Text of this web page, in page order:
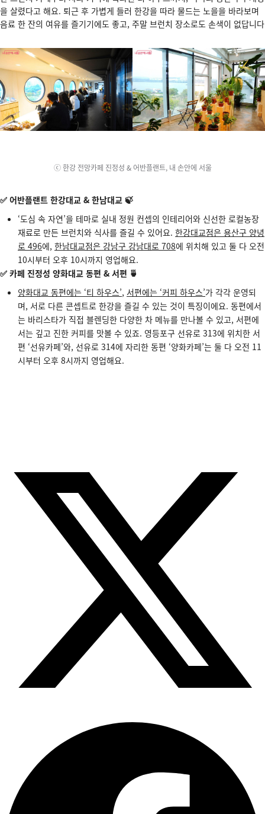
을 살렸다고 해요. 퇴근 후 가볍게 들러 한강을 따라 물드는 노을을 바라보며
음료 한 잔의 여유를 즐기기에도 좋고, 주말 브런치 장소로도 손색이 없답니다
ⓒ 한강 전망카페 진정성 & 어반플랜트, 내 손안에 서울
✅ 어반플랜트 한강대교 & 한남대교 🍃
‘도심 속 자연’을 테마로 실내 정원 컨셉의 인테리어와 신선한 로컬농장
재료로 만든 브런치와 식사를 즐길 수 있어요. 한강대교점은 용산구 양녕
로 496에, 한남대교점은 강남구 강남대로 708에 위치해 있고 둘 다 오전
10시부터 오후 10시까지 영업해요.
✅ 카페 진정성 양화대교 동편 & 서편 🍵
양화대교 동편에는 ‘티 하우스’, 서편에는 ‘커피 하우스’가 각각 운영되
며, 서로 다른 콘셉트로 한강을 즐길 수 있는 것이 특징이에요. 동편에서
는 바리스타가 직접 블렌딩한 다양한 차 메뉴를 만나볼 수 있고, 서편에
서는 깊고 진한 커피를 맛볼 수 있죠. 영등포구 선유로 313에 위치한 서
편 ‘선유카페’와, 선유로 314에 자리한 동편 ‘양화카페’는 둘 다 오전 11
시부터 오후 8시까지 영업해요.